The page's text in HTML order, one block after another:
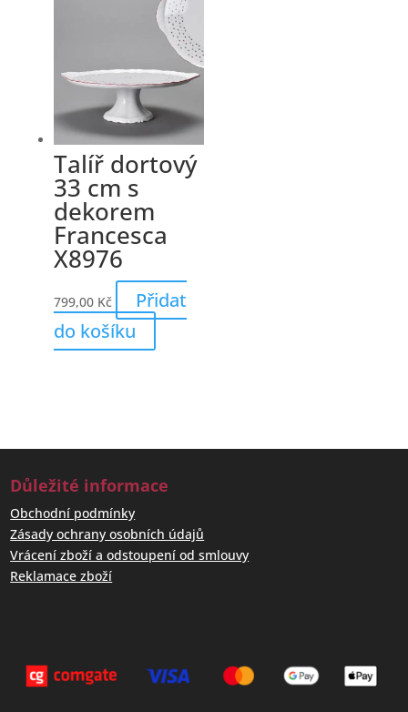
Talíř dortový
33 cm s
dekorem
Francesca
X8976
799,00 Kč
Přidat
do košíku
Důležité informace
Obchodní podmínky
Zásady ochrany osobních údajů
Vrácení zboží a odstoupení od smlouvy
Reklamace zboží